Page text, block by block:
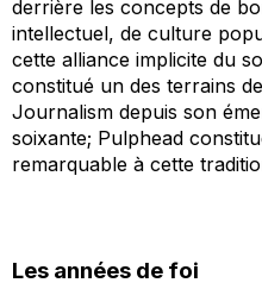
derrière les concepts de
intellectuel, de culture
cette alliance implicite du
constitué un des terrains
Journalism depuis son
soixante; Pulphead
remarquable à cette
Les années de foi